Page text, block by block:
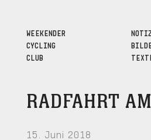
WEEKENDER
CYCLING
CLUB
RADFAHRT
15. Juni 2018